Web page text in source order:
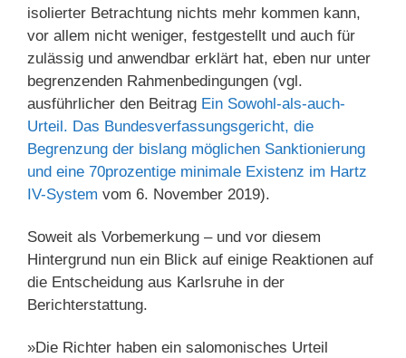
isolierter Betrachtung nichts mehr kommen kann,
vor allem nicht weniger, festgestellt und auch für
zulässig und anwendbar erklärt hat, eben nur unter
begrenzenden Rahmenbedingungen (vgl.
ausführlicher den Beitrag Ein Sowohl-als-auch-
Urteil. Das Bundesverfassungsgericht, die
Begrenzung der bislang möglichen Sanktionierung
und eine 70prozentige minimale Existenz im Hartz
IV-System vom 6. November 2019).
Soweit als Vorbemerkung – und vor diesem
Hintergrund nun ein Blick auf einige Reaktionen auf
die Entscheidung aus Karlsruhe in der
Berichterstattung.
»Die Richter haben ein salomonisches Urteil